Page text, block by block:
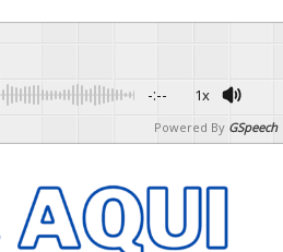
-:-- 1x
Powered By GSpeech